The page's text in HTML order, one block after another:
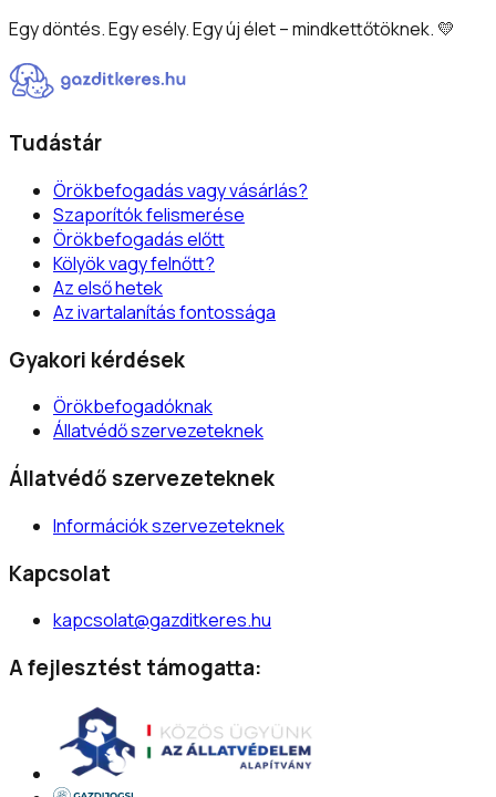
Egy döntés. Egy esély. Egy új élet – mindkettőtöknek. 💛
Tudástár
Örökbefogadás vagy vásárlás?
Szaporítók felismerése
Örökbefogadás előtt
Kölyök vagy felnőtt?
Az első hetek
Az ivartalanítás fontossága
Gyakori kérdések
Örökbefogadóknak
Állatvédő szervezeteknek
Állatvédő szervezeteknek
Információk szervezeteknek
Kapcsolat
kapcsolat@gazditkeres.hu
A fejlesztést támogatta: